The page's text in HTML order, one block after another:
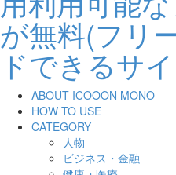
ABOUT ICOOON MONO
HOW TO USE
CATEGORY
人物
ビジネス・金融